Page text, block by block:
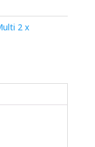
2 x